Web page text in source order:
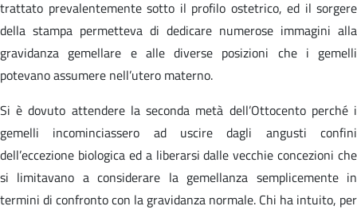
trattato prevalentemente sotto il profilo ostetrico, ed il sorgere
della stampa permetteva di dedicare numerose immagini alla
gravidanza gemellare e alle diverse posizioni che i gemelli
potevano assumere nell’utero materno.
Si è dovuto attendere la seconda metà dell’Ottocento perché i
gemelli incominciassero ad uscire dagli angusti confini
dell’eccezione biologica ed a liberarsi dalle vecchie concezioni che
si limitavano a considerare la gemellanza semplicemente in
termini di confronto con la gravidanza normale. Chi ha intuito, per